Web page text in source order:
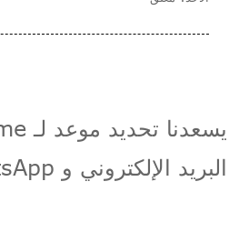
البريد الإلكتروني و WhatsApp